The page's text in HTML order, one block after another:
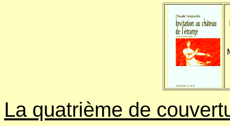
La quatrième de